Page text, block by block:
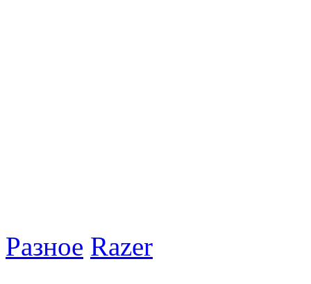
Разное Razer